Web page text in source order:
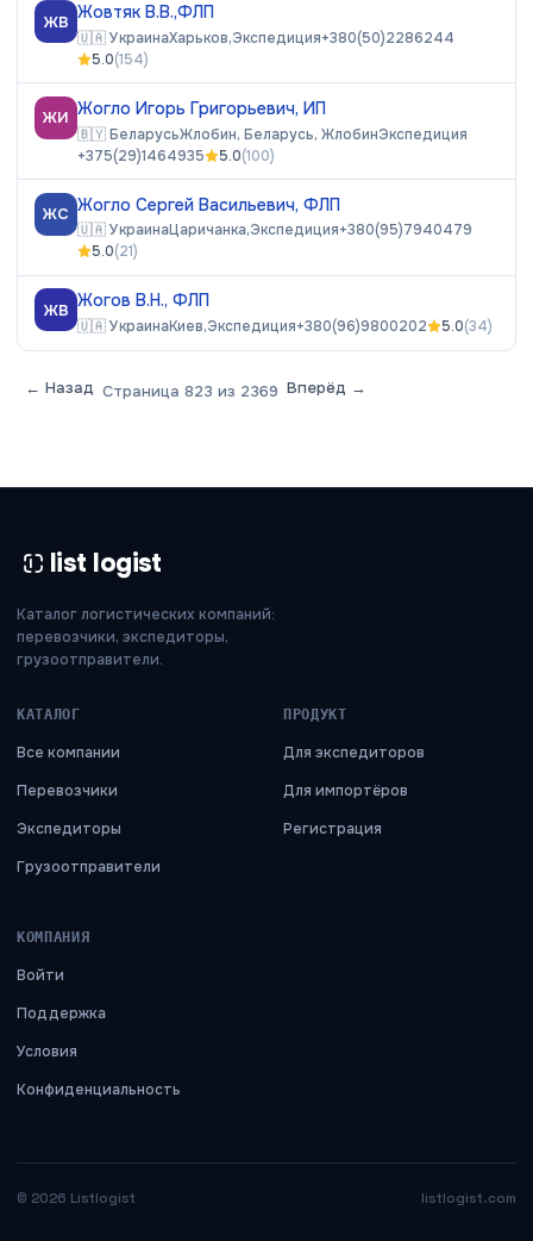
ЖВ Жовтяк В.В.,ФЛП
🇺🇦УкраинаХарьков,Экспедиция+380(50)2286244
5.0(154)
ЖИ Жогло Игорь Григорьевич, ИП
🇧🇾БеларусьЖлобин, Беларусь, ЖлобинЭкспедиция
+375(29)1464935
5.0(100)
ЖС Жогло Сергей Васильевич, ФЛП
🇺🇦УкраинаЦаричанка,Экспедиция+380(95)7940479
5.0(21)
ЖВ Жогов В.Н., ФЛП
🇺🇦УкраинаКиев,Экспедиция+380(96)9800202 5.0(34)
← Назад Страница 823 из 2369 Вперёд →
list logist
Каталог логистических компаний:
перевозчики, экспедиторы,
грузоотправители.
КАТАЛОГ
Все компании
Перевозчики
Экспедиторы
Грузоотправители
ПРОДУКТ
Для экспедиторов
Для импортёров
Регистрация
КОМПАНИЯ
Войти
Поддержка
Условия
Конфиденциальность
© 2026 Listlogist listlogist.com